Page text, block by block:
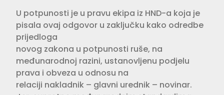
U potpunosti je u pravu ekipa iz HND-a koja je
pisala ovaj odgovor u zaključku kako odredbe
prijedloga
novog zakona u potpunosti ruše, na
međunarodnoj razini, ustanovljenu podjelu
prava i obveza u odnosu na
relaciji nakladnik – glavni urednik – novinar.